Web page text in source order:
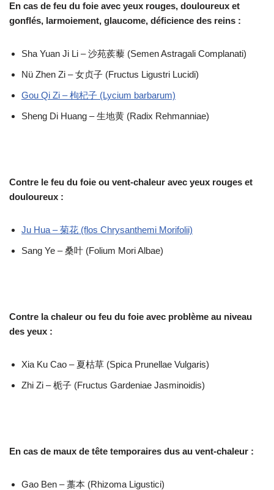
En cas de feu du foie avec yeux rouges, douloureux et
gonflés, larmoiement, glaucome, déficience des reins :
Sha Yuan Ji Li – 沙苑蒺藜 (Semen Astragali Complanati)
Nü Zhen Zi – 女贞子 (Fructus Ligustri Lucidi)
Gou Qi Zi – 枸杞子 (Lycium barbarum)
Sheng Di Huang – 生地黄 (Radix Rehmanniae)
Contre le feu du foie ou vent-chaleur avec yeux rouges et
douloureux :
Ju Hua – 菊花 (flos Chrysanthemi Morifolii)
Sang Ye – 桑叶 (Folium Mori Albae)
Contre la chaleur ou feu du foie avec problème au niveau
des yeux :
Xia Ku Cao – 夏枯草 (Spica Prunellae Vulgaris)
Zhi Zi – 栀子 (Fructus Gardeniae Jasminoidis)
En cas de maux de tête temporaires dus au vent-chaleur :
Gao Ben – 藁本 (Rhizoma Ligustici)